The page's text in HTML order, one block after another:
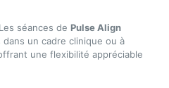
séances de Pulse Align
un cadre clinique ou à
une flexibilité appréciable